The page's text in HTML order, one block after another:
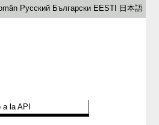
Русский Български EESTI 日本語
la API